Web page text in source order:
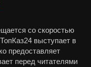
со скоростью
выступает в
предоставляет
перед читателями